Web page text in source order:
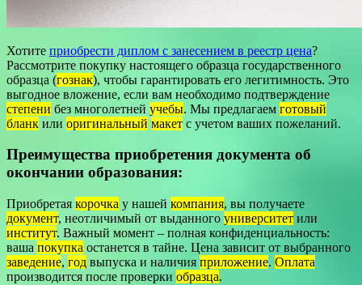
Хотите приобрести диплом с занесением в реестр цена?
Рассмотрите покупку настоящего образца государственного
образца (гознак), чтобы гарантировать его легитимность. Это
выгодное вложение, если вам необходимо подтверждение
степени без многолетней учебы. Мы предлагаем готовый
бланк или оригинальный макет с учетом ваших пожеланий.
Преимущества приобретения документа об
окончании образования:
Приобретая корочка у нашей компания, вы получаете
документ, неотличимый от выданного университет или
институт. Важный момент – полная конфиденциальность:
ваша покупка останется в тайне. Цена зависит от выбранного
заведение, год выпуска и наличия приложение. Оплата
производится после проверки образца.